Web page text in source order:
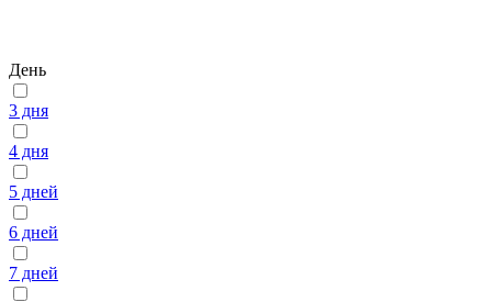
День
3 дня
4 дня
5 дней
6 дней
7 дней